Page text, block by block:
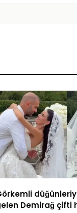
Demirağ çifti